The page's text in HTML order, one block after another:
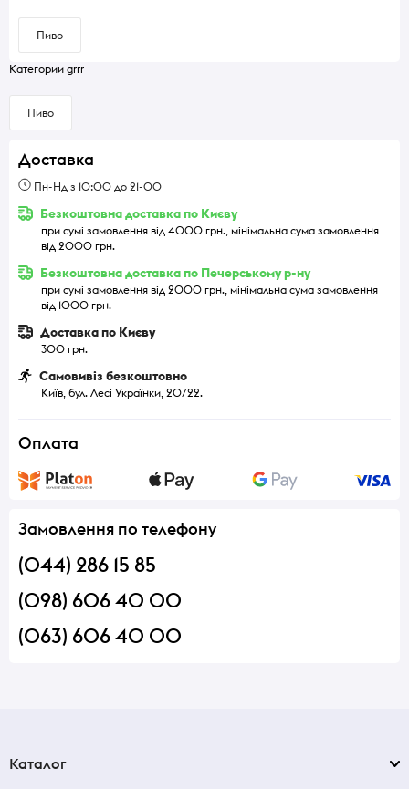
Пиво
Категории grrr
Пиво
Доставка
Пн-Нд з 10:00 до 21-00
Безкоштовна доставка по Києву
при сумі замовлення від 4000 грн., мінімальна сума замовлення
від 2000 грн.
Безкоштовна доставка по Печерському р-ну
при сумі замовлення від 2000 грн., мінімальна сума замовлення
від 1000 грн.
Доставка по Києву
300 грн.
Самовивіз безкоштовно
Київ, бул. Лесі Українки, 20/22.
Оплата
Замовлення по телефону
(044) 286 15 85
(098) 606 40 00
(063) 606 40 00
Каталог